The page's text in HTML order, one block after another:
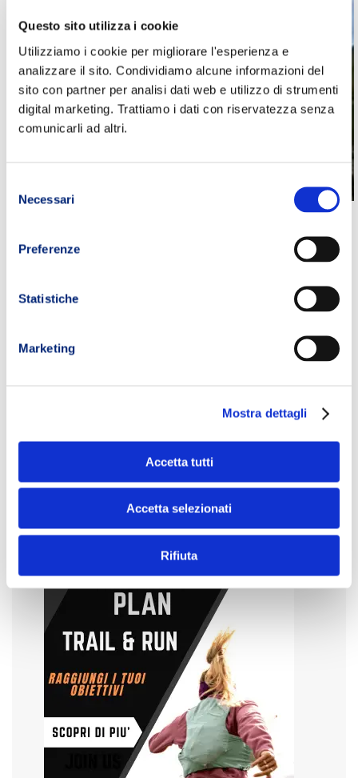
Questo sito utilizza i cookie
Utilizziamo i cookie per migliorare l'esperienza e
analizzare il sito. Condividiamo alcune informazioni del
sito con partner per analisi dati web e utilizzo di strumenti
digital marketing. Trattiamo i dati con riservatezza senza
comunicarli ad altri.
delNecessari
Preferenze
Statistiche
Marketing
Mostra dettagli
Accetta tutti
Accetta selezionati
Rifiuta
Podio TRM,trail
running,TRM Team ultra trail